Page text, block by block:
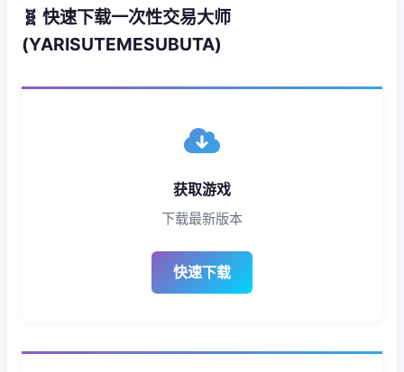
🧬 快速下载一次性交易大师
(YARISUTEMESUBUTA)
获取游戏
下载最新版本
快速下载